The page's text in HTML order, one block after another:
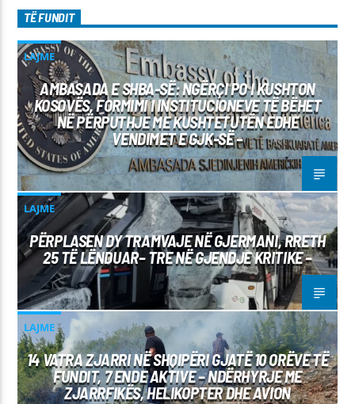
TË FUNDIT
LAJME
AMBASADA E SHBA-SË: NGËRÇI PO I KUSHTON
KOSOVËS, FORMIMI I INSTITUCIONEVE TË BËHET
NË PËRPUTHJE ME KUSHTETUTËN EDHE
VENDIMET E GJK-SË –
LAJME
PËRPLASEN DY TRAMVAJE NË GJERMANI, RRETH
25 TË LËNDUAR– TRE NË GJENDJE KRITIKE –
LAJME
14 VATRA ZJARRI NË SHQIPËRI GJATË 10 ORËVE TË
FUNDIT, 7 ENDE AKTIVE – NDËRHYRJE ME
ZJARRFIKËS, HELIKOPTER DHE AVION